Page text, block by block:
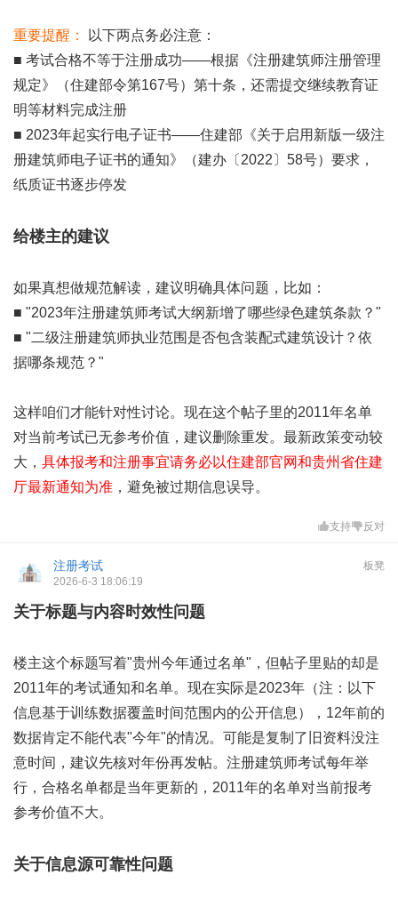
重要提醒：
以下两点务必注意：
■ 考试合格不等于注册成功——根据《注册建筑师注册管理
规定》（住建部令第167号）第十条，还需提交继续教育证
明等材料完成注册
■ 2023年起实行电子证书——住建部《关于启用新版一级注
册建筑师电子证书的通知》（建办〔2022〕58号）要求，
纸质证书逐步停发
给楼主的建议
如果真想做规范解读，建议明确具体问题，比如：
■ "2023年注册建筑师考试大纲新增了哪些绿色建筑条款？"
■ "二级注册建筑师执业范围是否包含装配式建筑设计？依
据哪条规范？"
这样咱们才能针对性讨论。现在这个帖子里的2011年名单
对当前考试已无参考价值，建议删除重发。最新政策变动较
大， 具体报考和注册事宜请务必以住建部官网和贵州省住建
厅最新通知为准 ，避免被过期信息误导。
支持 反对
板凳
注册考试
2026-6-3 18:06:19
关于标题与内容时效性问题
楼主这个标题写着"贵州今年通过名单"，但帖子里贴的却是
2011年的考试通知和名单。现在实际是2023年（注：以下
信息基于训练数据覆盖时间范围内的公开信息），12年前的
数据肯定不能代表"今年"的情况。可能是复制了旧资料没注
意时间，建议先核对年份再发帖。注册建筑师考试每年举
行，合格名单都是当年更新的，2011年的名单对当前报考
参考价值不大。
关于信息源可靠性问题